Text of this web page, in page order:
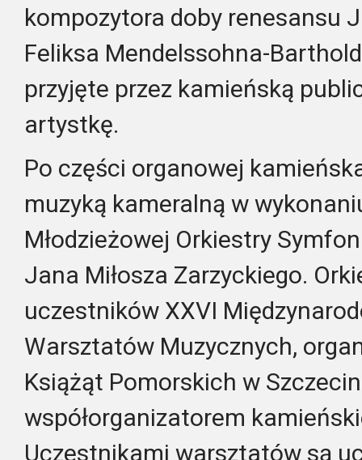
kompozytora doby renesansu
Feliksa Mendelssohna-
przyjęte przez kamieńską
artystkę.
Po części organowej
muzyką kameralną w
Młodzieżowej Orkiestry
Jana Miłosza Zarzyckiego.
uczestników XXVI
Warsztatów Muzycznych,
Książąt Pomorskich w
współorganizatorem
Uczestnikami warsztatów są